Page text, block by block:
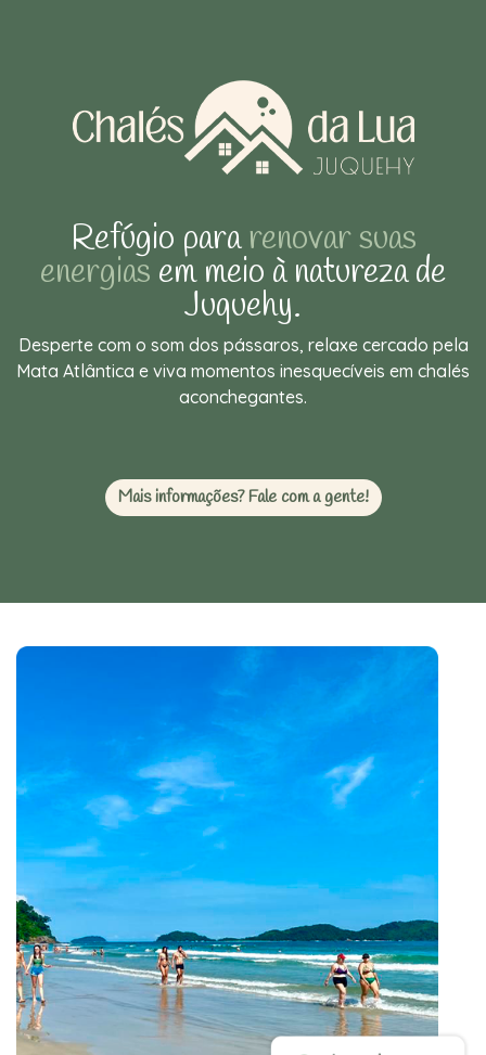
Refúgio pararenovar suas
energias em meio à natureza de
Juquehy.
Desperte com o som dos pássaros, relaxe cercado pela
Mata Atlântica e viva momentos inesquecíveis em chalés
aconchegantes.
Mais informações? Fale com a gente!